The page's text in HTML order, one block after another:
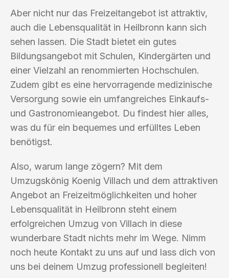
Aber nicht nur das Freizeitangebot ist attraktiv,
auch die Lebensqualität in Heilbronn kann sich
sehen lassen. Die Stadt bietet ein gutes
Bildungsangebot mit Schulen, Kindergärten und
einer Vielzahl an renommierten Hochschulen.
Zudem gibt es eine hervorragende medizinische
Versorgung sowie ein umfangreiches Einkaufs-
und Gastronomieangebot. Du findest hier alles,
was du für ein bequemes und erfülltes Leben
benötigst.
Also, warum lange zögern? Mit dem
Umzugskönig Koenig Villach und dem attraktiven
Angebot an Freizeitmöglichkeiten und hoher
Lebensqualität in Heilbronn steht einem
erfolgreichen Umzug von Villach in diese
wunderbare Stadt nichts mehr im Wege. Nimm
noch heute Kontakt zu uns auf und lass dich von
uns bei deinem Umzug professionell begleiten!